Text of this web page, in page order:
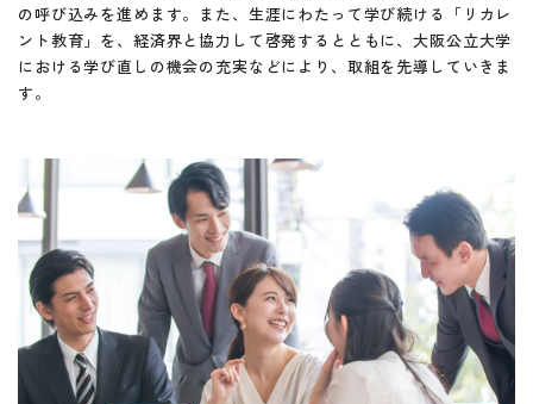
の呼び込みを進めます。また、生涯にわたって学び続ける「リカレ
ント教育」を、経済界と協力して啓発するとともに、大阪公立大学
における学び直しの機会の充実などにより、取組を先導していきま
す。